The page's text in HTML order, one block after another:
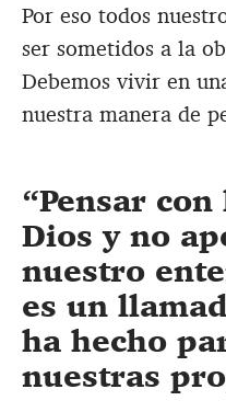
Por eso todos
ser sometidos a la
Debemos vivir en
nuestra manera de
Pensar
Dios y no
nuestro
es un
ha hecho
nuestras